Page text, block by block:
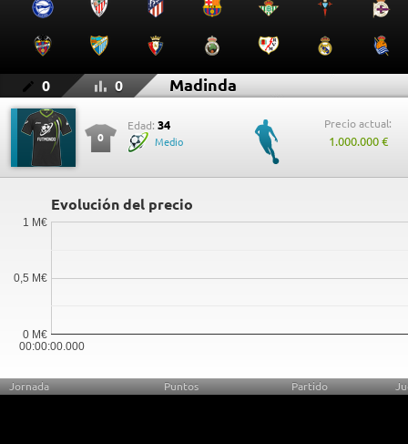
0 0 Madinda
0
Edad: 34
Medio
Precio actual:
1.000.000 €
Evolución del precio
00:00:00.000
0 M€
0,5 M€
1 M€
Jornada Puntos Partido